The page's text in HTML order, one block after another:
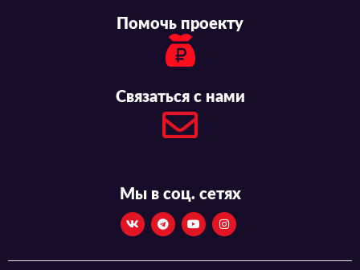
Помочь проекту
Связаться с нами
Мы в соц. сетях